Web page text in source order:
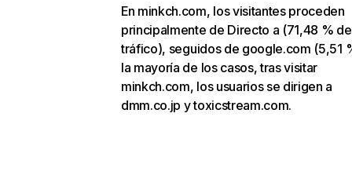
En minkch.com, los visitantes proceden
principalmente de Directo a (71,48 % de
tráfico), seguidos de google.com (5,51
la mayoría de los casos, tras visitar
minkch.com, los usuarios se dirigen a
dmm.co.jp y toxicstream.com.